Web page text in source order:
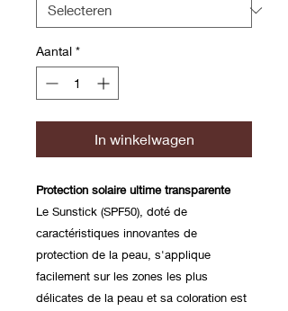
Aantal *
In winkelwagen
Protection solaire ultime transparente
Le Sunstick (SPF50), doté de
caractéristiques innovantes de
protection de la peau, s'applique
facilement sur les zones les plus
délicates de la peau et sa coloration est